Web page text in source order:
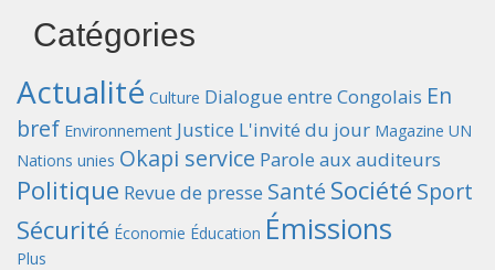
Catégories
Actualité Culture Dialogue entre Congolais En
bref Environnement Justice L'invité du jour Magazine UN
Nations unies Okapi service Parole aux auditeurs
Politique Revue de presse Santé Société Sport
Sécurité Économie Éducation Émissions
Plus